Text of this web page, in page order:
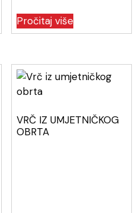
Pročitaj više
VRČ IZ UMJETNIČKOG
OBRTA